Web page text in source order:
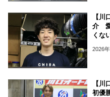
【
介 愛
くな
2026
【
初優